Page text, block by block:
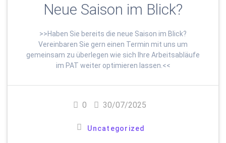
Neue Saison im Blick?
>>Haben Sie bereits die neue Saison im Blick?
Vereinbaren Sie gern einen Termin mit uns um
gemeinsam zu überlegen wie sich Ihre Arbeitsabläufe
im PAT weiter optimieren lassen.<<
0 30/07/2025
Uncategorized